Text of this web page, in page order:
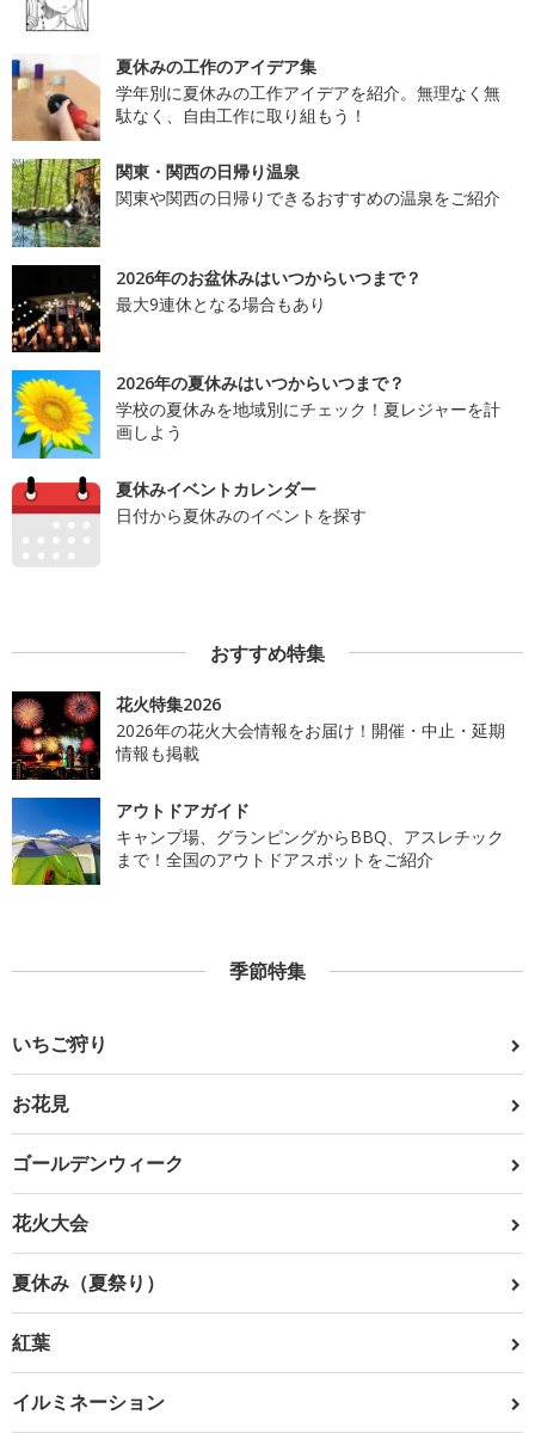
夏休みの工作のアイデア集
学年別に夏休みの工作アイデアを紹介。無理なく無
駄なく、自由工作に取り組もう！
関東・関西の日帰り温泉
関東や関西の日帰りできるおすすめの温泉をご紹介
2026年のお盆休みはいつからいつまで？
最大9連休となる場合もあり
2026年の夏休みはいつからいつまで？
学校の夏休みを地域別にチェック！夏レジャーを計
画しよう
夏休みイベントカレンダー
日付から夏休みのイベントを探す
おすすめ特集
花火特集2026
2026年の花火大会情報をお届け！開催・中止・延期
情報も掲載
アウトドアガイド
キャンプ場、グランピングからBBQ、アスレチック
まで！全国のアウトドアスポットをご紹介
季節特集
いちご狩り
お花見
ゴールデンウィーク
花火大会
夏休み（夏祭り）
紅葉
イルミネーション